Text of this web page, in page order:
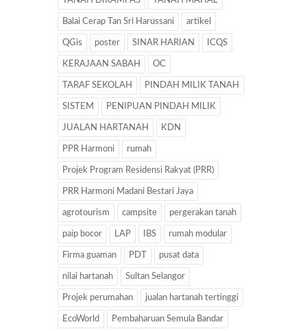
Balai Cerap Tan Sri Harussani artikel
QGis poster SINAR HARIAN ICQS
KERAJAAN SABAH OC
TARAF SEKOLAH PINDAH MILIK TANAH
SISTEM PENIPUAN PINDAH MILIK
JUALAN HARTANAH KDN
PPR Harmoni rumah
Projek Program Residensi Rakyat (PRR)
PRR Harmoni Madani Bestari Jaya
agrotourism campsite pergerakan tanah
paip bocor LAP IBS rumah modular
Firma guaman PDT pusat data
nilai hartanah Sultan Selangor
Projek perumahan jualan hartanah tertinggi
EcoWorld Pembaharuan Semula Bandar